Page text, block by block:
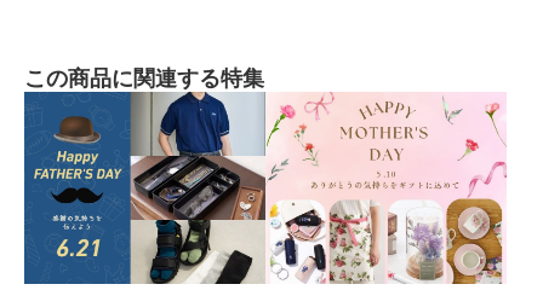
この商品に関連する特集